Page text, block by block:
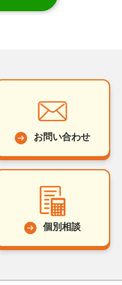
お問い合わせ
個別相談